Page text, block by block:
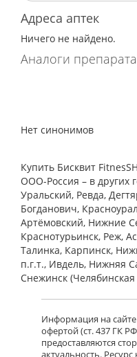
Адреса аптек
Ничего не найдено.
Аналоги
Нет синонимов
Купить Бисквит
ООО-Россия – в других
Уральский, Ревда,
Богданович,
Артёмовский, Нижние
Краснотурьинск, Реж,
Талинка, Карпинск,
п.г.т., Ивдель, Нижняя
Снежинск (Челябинская
Информация на сайте
офертой (ст. 437 ГК
предоставляются
актуальность.